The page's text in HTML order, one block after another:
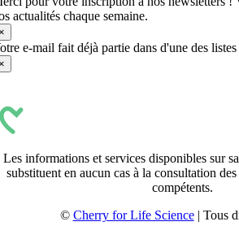
actualités chaque semaine.
e-mail fait déjà partie dans d'une des
Les informations et services disponibles sur
substituent en aucun cas à la consultation
compétents.
© Cherry for Life Science| Tous